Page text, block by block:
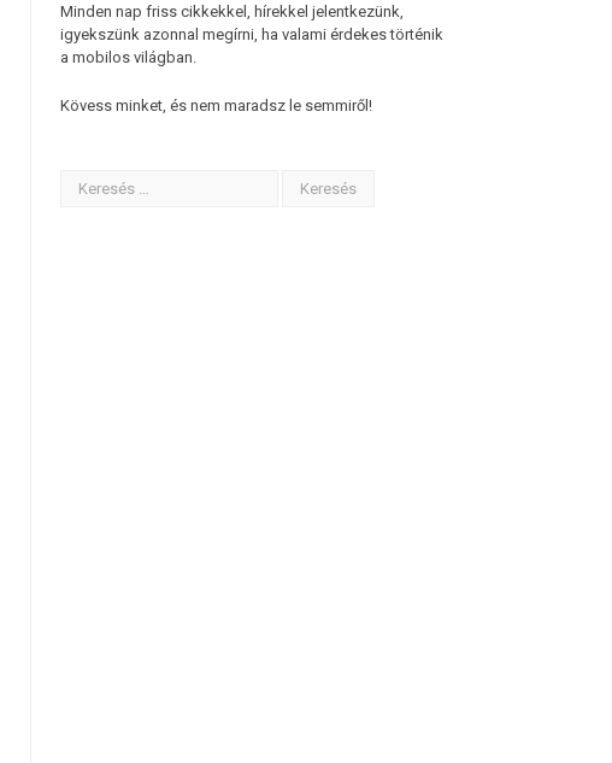
Minden nap friss cikkekkel, hírekkel jelentkezünk,
igyekszünk azonnal megírni, ha valami érdekes történik
a mobilos világban.
Kövess minket, és nem maradsz le semmiről!